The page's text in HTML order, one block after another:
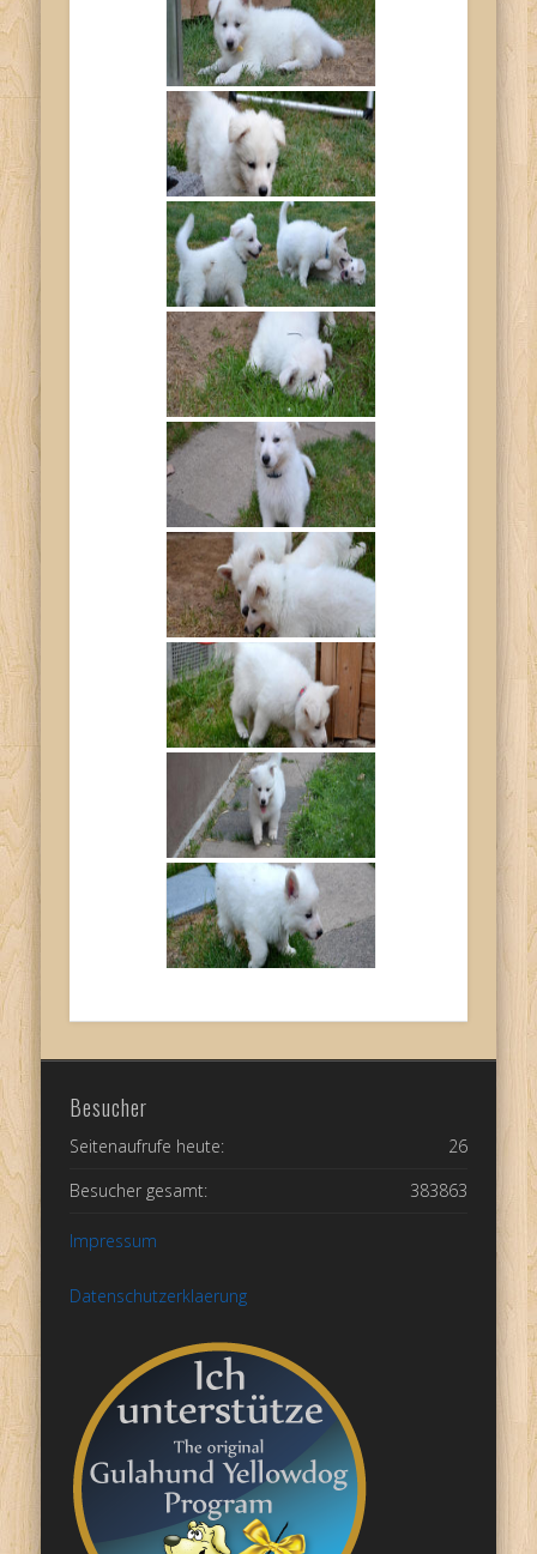
Besucher
26
Seitenaufrufe heute:
383863
Besucher gesamt:
Impressum
Datenschutzerklaerung